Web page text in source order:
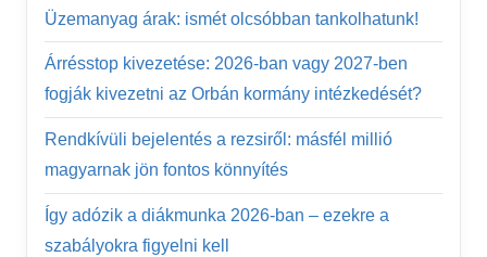
Üzemanyag árak: ismét olcsóbban tankolhatunk!
Árrésstop kivezetése: 2026-ban vagy 2027-ben
fogják kivezetni az Orbán kormány intézkedését?
Rendkívüli bejelentés a rezsiről: másfél millió
magyarnak jön fontos könnyítés
Így adózik a diákmunka 2026-ban – ezekre a
szabályokra figyelni kell